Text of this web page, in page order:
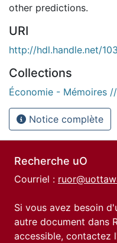
other predictions.
URI
http://hdl.handle.net/
Collections
Économie - Mémoires
Notice complète
Recherche uO
Courriel :
Si vous avez besoin
autre document dans
accessible, contactez